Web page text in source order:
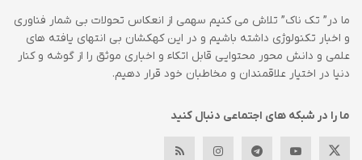
ما در” تک ناک” تلاش می کنیم سهمی از انعکاس تحولات بی شمار فناوری
و اخبار تکنولوژی داشته باشیم و در این کهکشان بی انتهای یافته های
علمی و دانش محور محتوایی قابل اتکاء و اخباری موثق را از گوشه و کنار
دنیا در اختیار علاقمندان و مخاطبان خود قرار دهیم.
ما را در شبکه های اجتماعی دنبال کنید